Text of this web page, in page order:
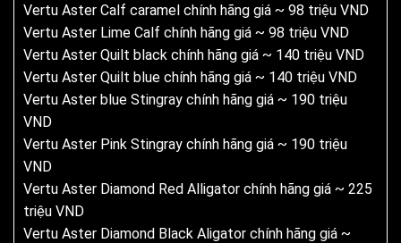
Vertu Aster Calf caramel chính hãng giá ~ 98 triệu VND
Vertu Aster Lime Calf chính hãng giá ~ 98 triệu VND
Vertu Aster Quilt black chính hãng giá ~ 140 triệu VND
Vertu Aster Quilt blue chính hãng giá ~ 140 triệu VND
Vertu Aster blue Stingray chính hãng giá ~ 190 triệu
VND
Vertu Aster Pink Stingray chính hãng giá ~ 190 triệu
VND
Vertu Aster Diamond Red Alligator chính hãng giá ~ 225
triệu VND
Vertu Aster Diamond Black Aligator chính hãng giá ~